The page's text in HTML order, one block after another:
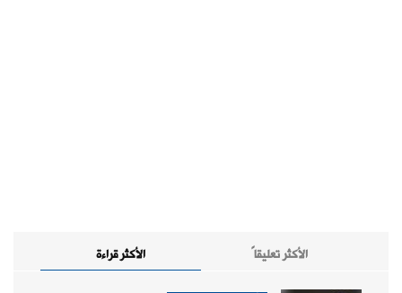
الأكثر قراءة الأكثر تعليقاً